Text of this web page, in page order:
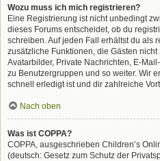
Wozu muss ich mich registrieren?
Eine Registrierung ist nicht unbedingt
dieses Forums entscheidet, ob du
schreiben. Auf jeden Fall erhältst du als
zusätzliche Funktionen, die Gästen
Avatarbilder, Private Nachrichten, E-
zu Benutzergruppen und so weiter. Wir
schnell erledigt ist und dir zahlreiche
Nach oben
Was ist COPPA?
COPPA, ausgeschrieben Children’s
(deutsch: Gesetz zum Schutz der